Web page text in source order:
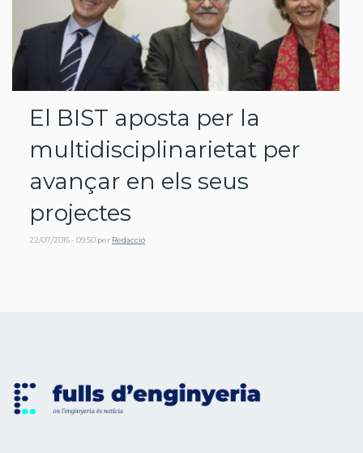
El BIST aposta per la
multidisciplinarietat per
avançar en els seus
projectes
22/07/2016 - 09:50 per Redacció